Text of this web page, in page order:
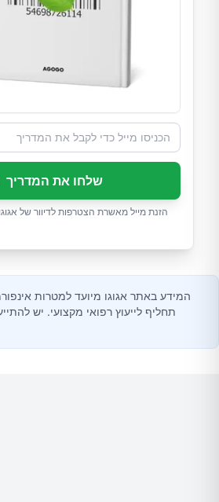
שלחו את המדריך
הזנת מייל מאשרת הצטרפות לדיוור של
המידע באתר אגוגו מיועד למטרות
תחליף לייעוץ רפואי מקצועי. יש